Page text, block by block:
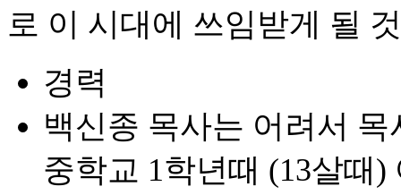
로 이 시대에 쓰임받게 될
경력
백신종 목사는 어려서
중학교 1학년때 (13살때